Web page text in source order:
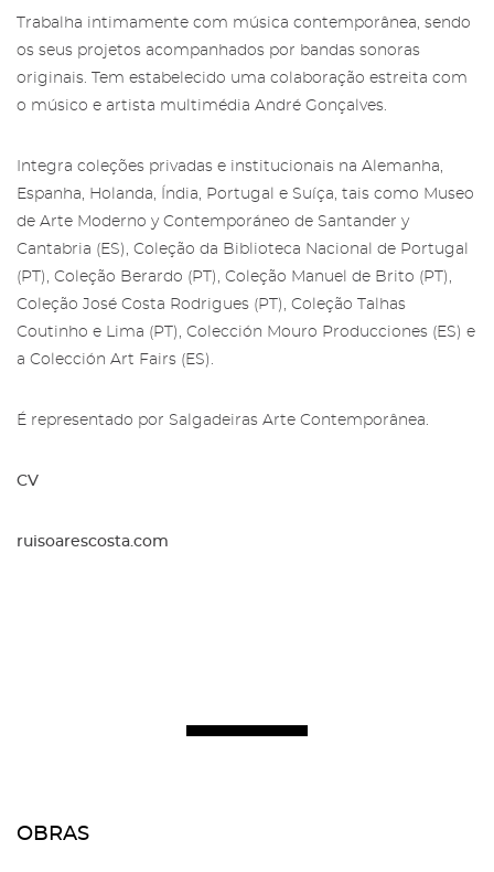
Trabalha intimamente com música contemporânea, sendo
os seus projetos acompanhados por bandas sonoras
originais. Tem estabelecido uma colaboração estreita com
o músico e artista multimédia André Gonçalves.
Integra coleções privadas e institucionais na Alemanha,
Espanha, Holanda, Índia, Portugal e Suíça, tais como Museo
de Arte Moderno y Contemporáneo de Santander y
Cantabria (ES), Coleção da Biblioteca Nacional de Portugal
(PT), Coleção Berardo (PT), Coleção Manuel de Brito (PT),
Coleção José Costa Rodrigues (PT), Coleção Talhas
Coutinho e Lima (PT), Colección Mouro Producciones (ES) e
a Colección Art Fairs (ES).
É representado por Salgadeiras Arte Contemporânea.
CV
ruisoarescosta.com
OBRAS